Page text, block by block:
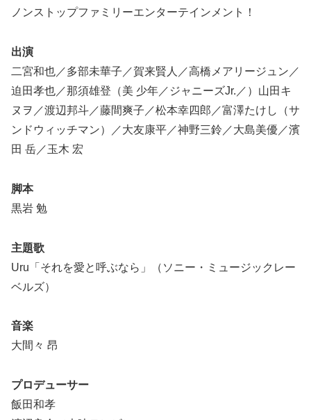
ノンストップファミリーエンターテインメント！
出演
二宮和也／多部未華子／賀来賢人／高橋メアリージュン／
迫田孝也／那須雄登（美 少年／ジャニーズJr.／）山田キ
ヌヲ／渡辺邦斗／藤間爽子／松本幸四郎／富澤たけし（サ
ンドウィッチマン）／大友康平／神野三鈴／大島美優／濱
田 岳／玉木 宏
脚本
黒岩 勉
主題歌
Uru「それを愛と呼ぶなら」（ソニー・ミュージックレー
ベルズ）
音楽
大間々 昂
プロデューサー
飯田和孝